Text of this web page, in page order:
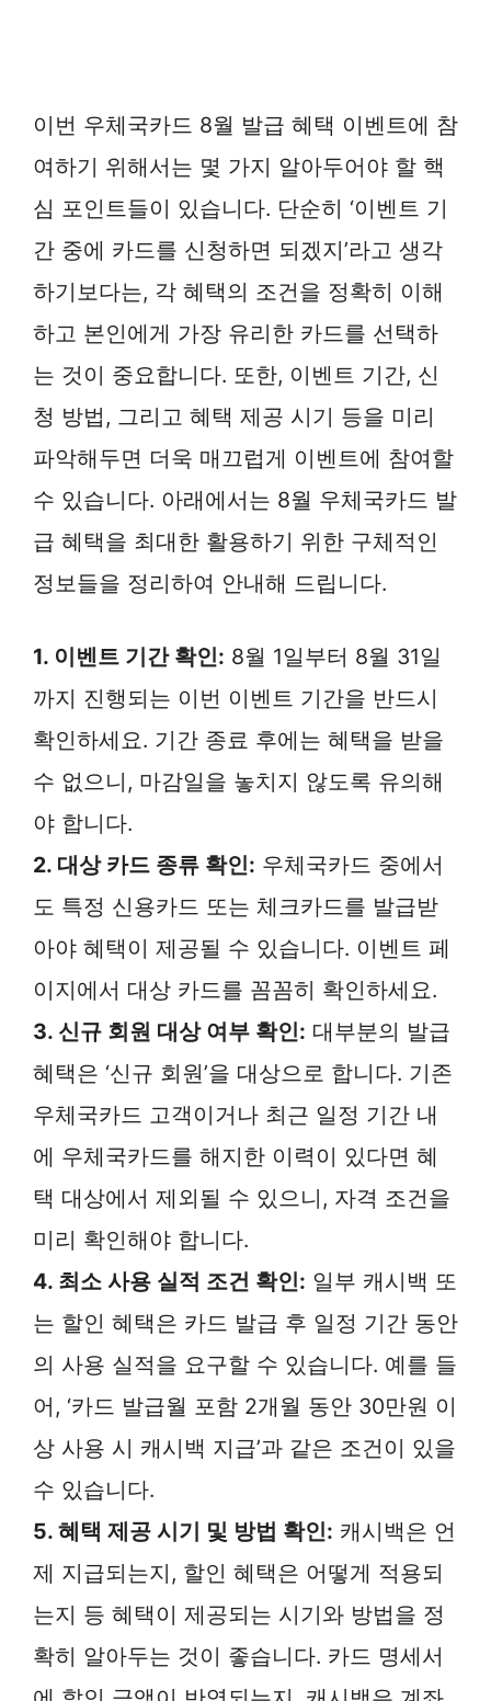
이번 우체국카드 8월 발급 혜택 이벤트에 참
여하기 위해서는 몇 가지 알아두어야 할 핵
심 포인트들이 있습니다. 단순히 ‘이벤트 기
간 중에 카드를 신청하면 되겠지’라고 생각
하기보다는, 각 혜택의 조건을 정확히 이해
하고 본인에게 가장 유리한 카드를 선택하
는 것이 중요합니다. 또한, 이벤트 기간, 신
청 방법, 그리고 혜택 제공 시기 등을 미리
파악해두면 더욱 매끄럽게 이벤트에 참여할
수 있습니다. 아래에서는 8월 우체국카드 발
급 혜택을 최대한 활용하기 위한 구체적인
정보들을 정리하여 안내해 드립니다.
1. 이벤트 기간 확인: 8월 1일부터 8월 31일
까지 진행되는 이번 이벤트 기간을 반드시
확인하세요. 기간 종료 후에는 혜택을 받을
수 없으니, 마감일을 놓치지 않도록 유의해
야 합니다.
2. 대상 카드 종류 확인: 우체국카드 중에서
도 특정 신용카드 또는 체크카드를 발급받
아야 혜택이 제공될 수 있습니다. 이벤트 페
이지에서 대상 카드를 꼼꼼히 확인하세요.
3. 신규 회원 대상 여부 확인: 대부분의 발급
혜택은 ‘신규 회원’을 대상으로 합니다. 기존
우체국카드 고객이거나 최근 일정 기간 내
에 우체국카드를 해지한 이력이 있다면 혜
택 대상에서 제외될 수 있으니, 자격 조건을
미리 확인해야 합니다.
4. 최소 사용 실적 조건 확인: 일부 캐시백 또
는 할인 혜택은 카드 발급 후 일정 기간 동안
의 사용 실적을 요구할 수 있습니다. 예를 들
어, ‘카드 발급월 포함 2개월 동안 30만원 이
상 사용 시 캐시백 지급’과 같은 조건이 있을
수 있습니다.
5. 혜택 제공 시기 및 방법 확인: 캐시백은 언
제 지급되는지, 할인 혜택은 어떻게 적용되
는지 등 혜택이 제공되는 시기와 방법을 정
확히 알아두는 것이 좋습니다. 카드 명세서